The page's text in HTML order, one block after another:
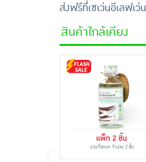
ส่งฟรีที่เซเว่นอีเลฟเว่น
สินค้าใกล้เคียง